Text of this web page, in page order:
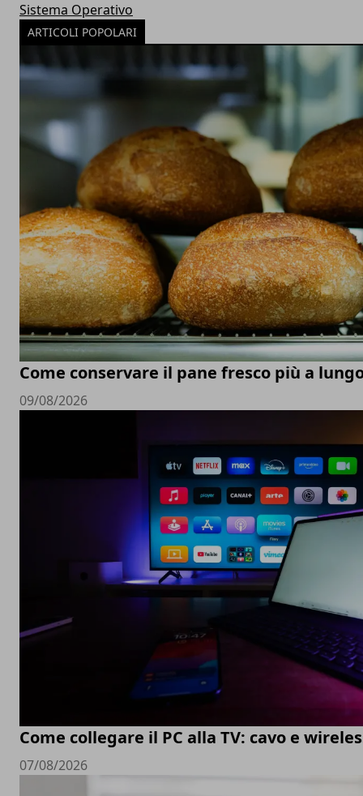
Sistema Operativo
ARTICOLI POPOLARI
Come conservare il pane fresco più a
09/08/2026
Come collegare il PC alla TV: cavo e
07/08/2026